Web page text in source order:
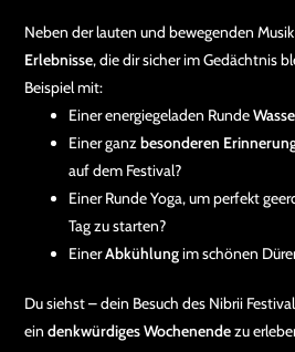
Neben der lauten und bewegenden
Erlebnisse, die dir sicher im Gedächtnis
Beispiel mit:
Einer energiegeladen Runde
Einer ganzbesonderen
auf dem Festival?
Einer Runde Yoga, um perfekt
Tag zu starten?
EinerAbkühlungim schönen
Du siehst – dein Besuch des Nibrii
ein denkwürdiges Wochenendezu